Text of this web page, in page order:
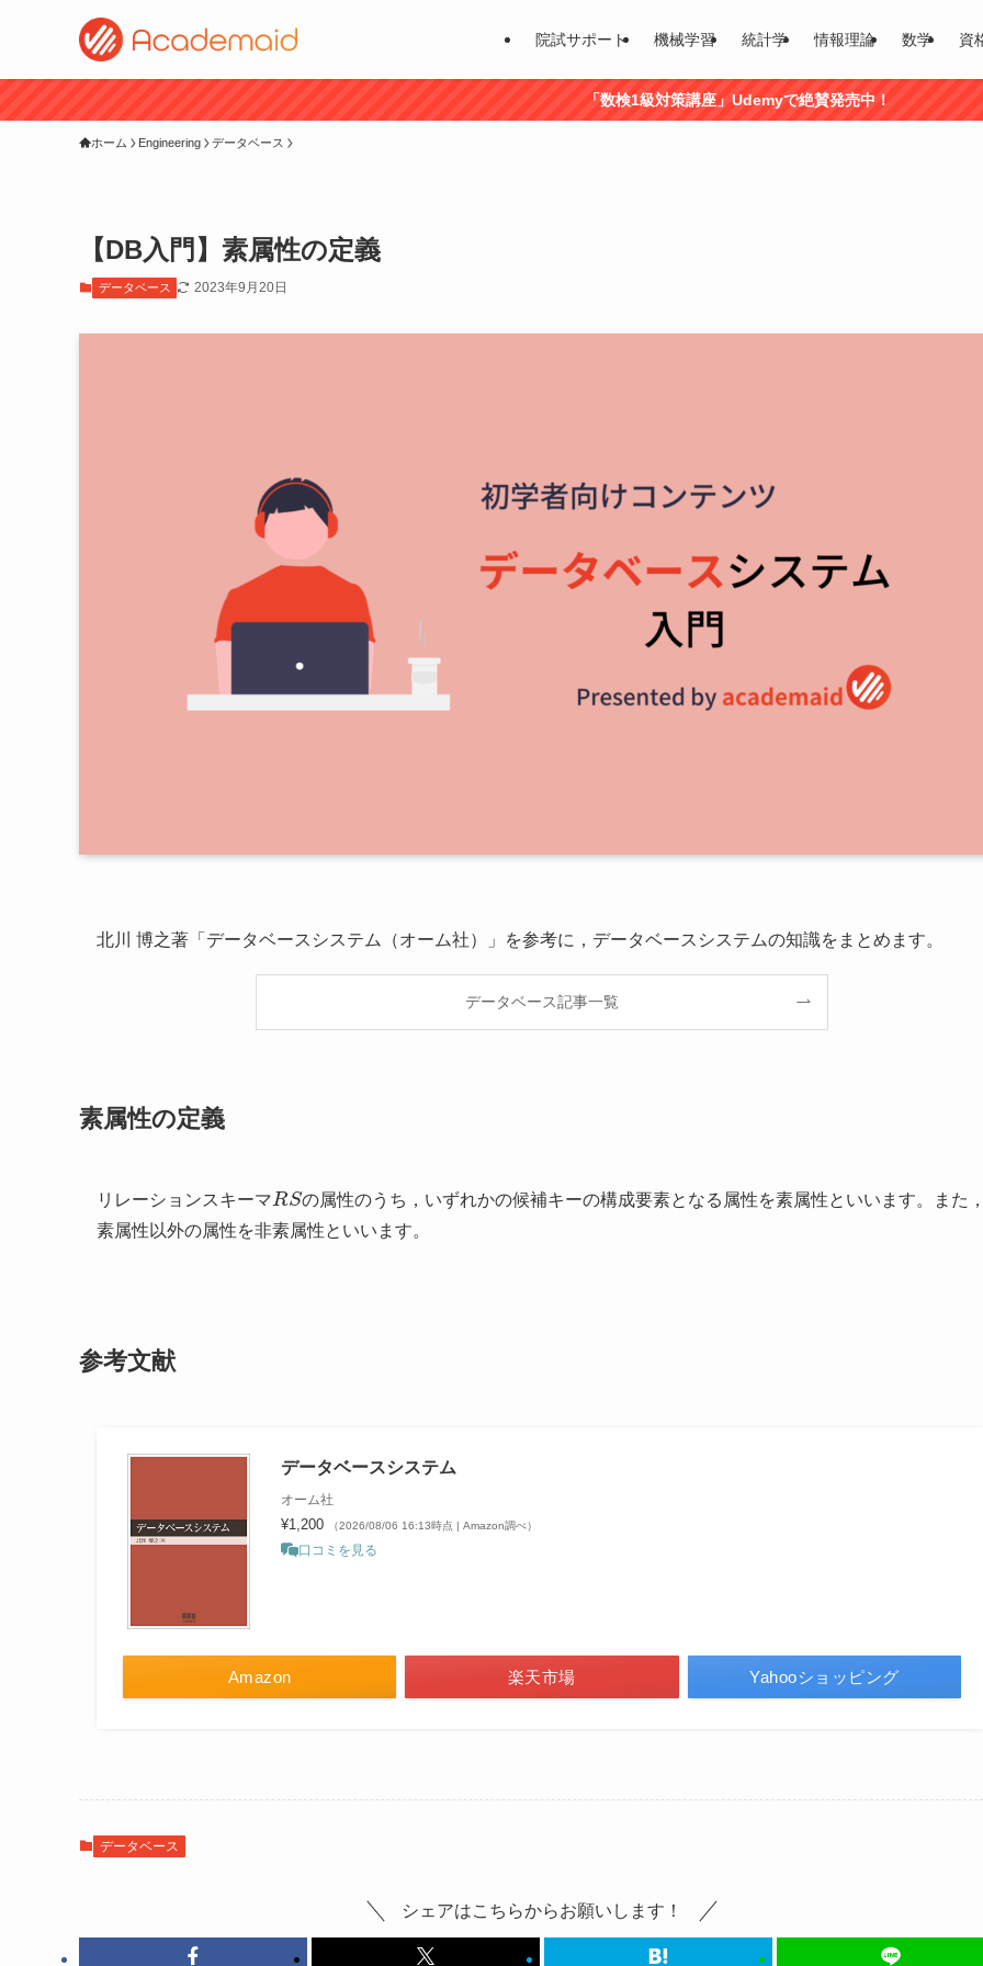
院試サポート 機械学習 統計学 情報理論 数学 資
「数検1級対策講座」Udemyで絶賛発売中！
ホーム Engineering データベース
【DB入門】素属性の定義
データベース 2023年9月20日
北川 博之著「データベースシステム（オーム社）」を参考に，データベースシステムの知識をまとめます。
データベース記事一覧
素属性の定義
リレーションスキーマ
R S
の属性のうち，いずれかの候補キーの構成要素となる属性を素属性といいます。また
素属性以外の属性を非素属性といいます。
参考文献
データベースシステム
オーム社
¥1,200 （2026/08/06 16:13時点 | Amazon調べ）
口コミを見る
Amazon 楽天市場 Yahooショッピング
データベース
シェアはこちらからお願いします！